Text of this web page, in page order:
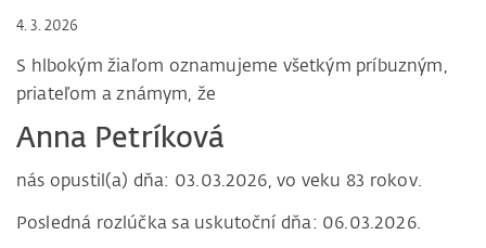
4. 3. 2026
S hlbokým žiaľom oznamujeme všetkým príbuzným,
priateľom a známym, že
Anna Petríková
nás opustil(a) dňa: 03.03.2026, vo veku 83 rokov.
Posledná rozlúčka sa uskutoční dňa: 06.03.2026.